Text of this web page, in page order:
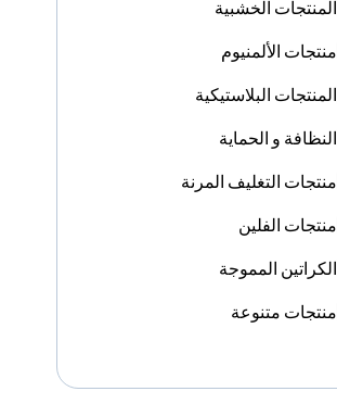
المنتجات الخشبية
منتجات الألمنيوم
المنتجات البلاستيكية
النظافة و الحماية
منتجات التغليف المرنة
منتجات الفلين
الكراتين المموجة
منتجات متنوعة